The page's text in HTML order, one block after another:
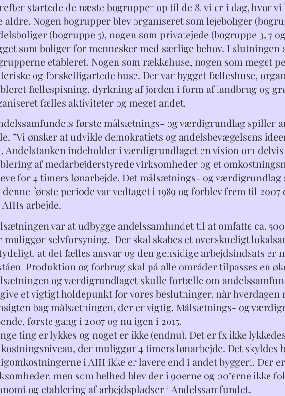
startede de næste bogrupper op til de 8, vi er i dag, hvor vi
aldre. Nogen bogrupper blev organiseret som lejeboliger
(bogruppe 5), nogen som privatejede (bogruppe 3, 7
som boliger for mennesker med særlige behov. I slutningen
etableret. Nogen som rækkehuse, nogen som meget
og forskelligartede huse. Der var bygget fælleshuse,
fællespisning, dyrkning af jorden i form af landbrug og
fælles aktiviteter og meget andet.
første målsætnings- og værdigrundlag spiller
”Vi ønsker at udvikle demokratiets og andelsbevægelsens
Andelstanken indeholder i værdigrundlaget en vision om
af medarbejderstyrede virksomheder og et
for 4 timers lønarbejde. Det målsætnings- og værdigrundlag
første periode var vedtaget i 1989 og forblev frem til
arbejde.
var at udbygge andelssamfundet til at omfatte ca.
muliggør selvforsyning. Der skal skabes et overskueligt
at det fælles ansvar og den gensidige arbejdsindsats er
Produktion og forbrug skal på alle områder tilpasses en
og værdigrundlaget skulle fortælle om
et vigtigt holdepunkt for vores beslutninger, når hverdagen
bag målsætningen, der er vigtig. Målsætnings- og
første gang i 2007 og nu igen i 2015.
ting er lykkes og noget er ikke (endnu). Det er fx ikke
der muliggør 4 timers lønarbejde. Det skyldes
i AIH ikke er lavere end i andet byggeri. Der
men som helhed blev der i 90erne og 00’erne ikke
og etablering af arbejdspladser i Andelssamfundet.